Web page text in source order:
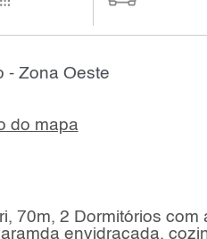
- Zona Oeste
do mapa
70m, 2 Dormitórios
envidraçada,